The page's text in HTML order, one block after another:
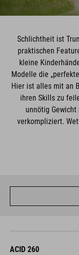
Schlichtheit ist
praktischen
kleine
Modelle die
Hier ist alles mit an
ihren Skills zu
unnötig
verkompliziert.
ACID 260